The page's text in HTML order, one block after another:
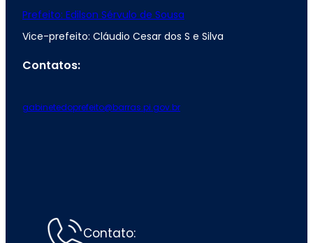
Prefeito: Edilson Sérvulo de Sousa
Vice-prefeito: Cláudio Cesar dos S e Silva
Contatos:
gabinetedoprefeito@barras.pi.gov.br
Contato: